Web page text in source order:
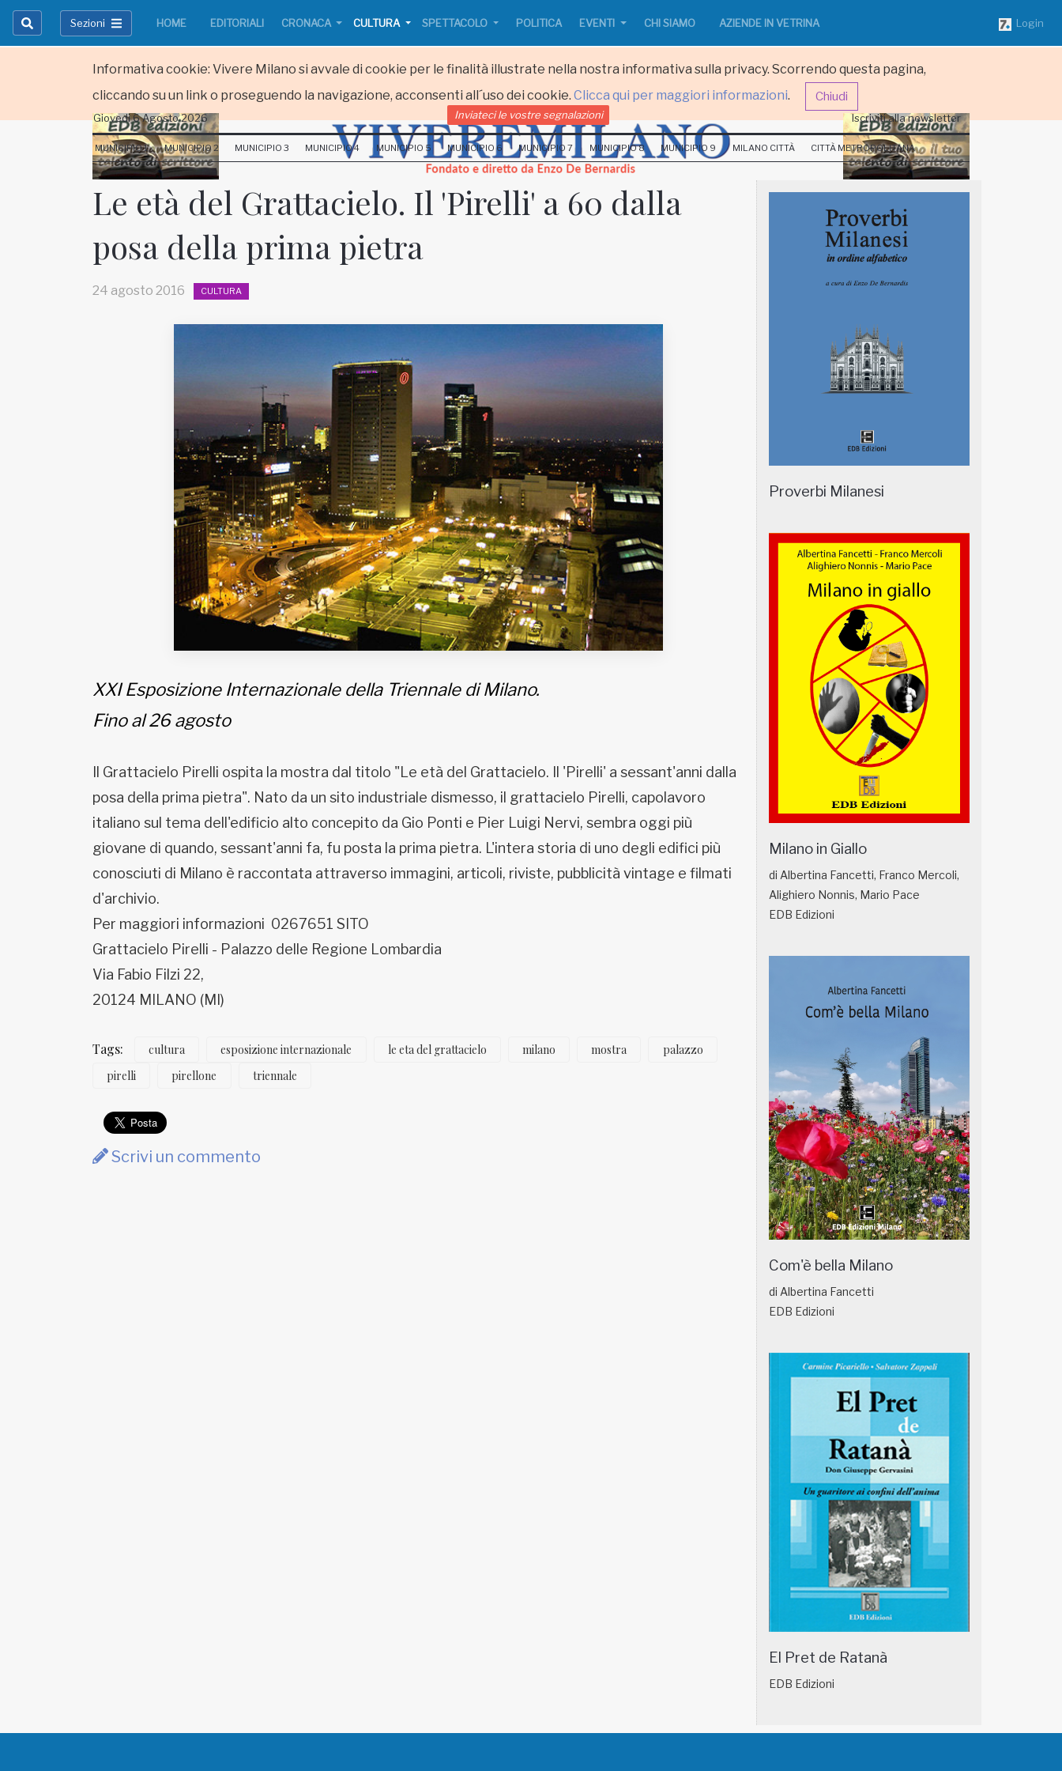
Informativa cookie: Vivere Milano si avvale di cookie per le finalità illustrate nella nostra informativa sulla privacy. Scorrendo questa pagina,
cliccando su un link o proseguendo la navigazione, acconsenti all´uso dei cookie. Clicca qui per maggiori informazioni. Chiudi
Sezioni HOME EDITORIALI CRONACA CULTURA SPETTACOLO POLITICA EVENTI CHI SIAMO AZIENDE IN VETRINA Login
Inviateci le vostre segnalazioni
Iscriviti alla newsletter
Giovedi 6 Agosto 2026 Inviateci le vostre segnalazioni Iscriviti alla newsletter
MUNICIPIO 1 MUNICIPIO 2 MUNICIPIO 3 MUNICIPIO 4 MUNICIPIO 5 MUNICIPIO 6 MUNICIPIO 7 MUNICIPIO 8 MUNICIPIO 9 MILANO CITTÀ CITTÀ METROPOLITANA
Le età del Grattacielo. Il 'Pirelli' a 60 dalla
posa della prima pietra
24 agosto 2016 CULTURA
XXI Esposizione Internazionale della Triennale di Milano.
Fino al 26 agosto
Il Grattacielo Pirelli ospita la mostra dal titolo "Le età del Grattacielo. Il 'Pirelli' a sessant'anni dalla
posa della prima pietra". Nato da un sito industriale dismesso, il grattacielo Pirelli, capolavoro
italiano sul tema dell'edificio alto concepito da Gio Ponti e Pier Luigi Nervi, sembra oggi più
giovane di quando, sessant'anni fa, fu posta la prima pietra. L'intera storia di uno degli edifici più
conosciuti di Milano è raccontata attraverso immagini, articoli, riviste, pubblicità vintage e filmati
d'archivio.
Per maggiori informazioni 0267651 SITO
Grattacielo Pirelli - Palazzo delle Regione Lombardia
Via Fabio Filzi 22,
20124 MILANO (MI)
Tags: cultura esposizione internazionale le eta del grattacielo milano mostra
palazzo
pirelli
pirellone triennale
Scrivi un commento
Proverbi Milanesi
Milano in Giallo
di Albertina Fancetti, Franco Mercoli,
Alighiero Nonnis, Mario Pace
EDB Edizioni
Com'è bella Milano
di Albertina Fancetti
EDB Edizioni
El Pret de Ratanà
EDB Edizioni